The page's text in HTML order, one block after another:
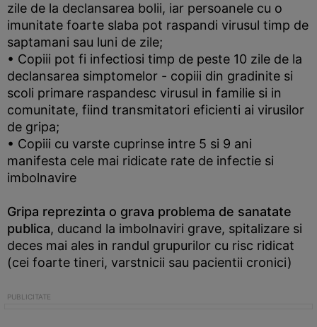
zile de la declansarea bolii, iar persoanele cu o
imunitate foarte slaba pot raspandi virusul timp de
saptamani sau luni de zile;
• Copiii pot fi infectiosi timp de peste 10 zile de la
declansarea simptomelor - copiii din gradinite si
scoli primare raspandesc virusul in familie si in
comunitate, fiind transmitatori eficienti ai virusilor
de gripa;
• Copiii cu varste cuprinse intre 5 si 9 ani
manifesta cele mai ridicate rate de infectie si
imbolnavire
Gripa reprezinta o grava problema de sanatate
publica, ducand la imbolnaviri grave, spitalizare si
deces mai ales in randul grupurilor cu risc ridicat
(cei foarte tineri, varstnicii sau pacientii cronici)